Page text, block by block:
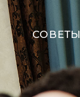
СОВЕТЫ